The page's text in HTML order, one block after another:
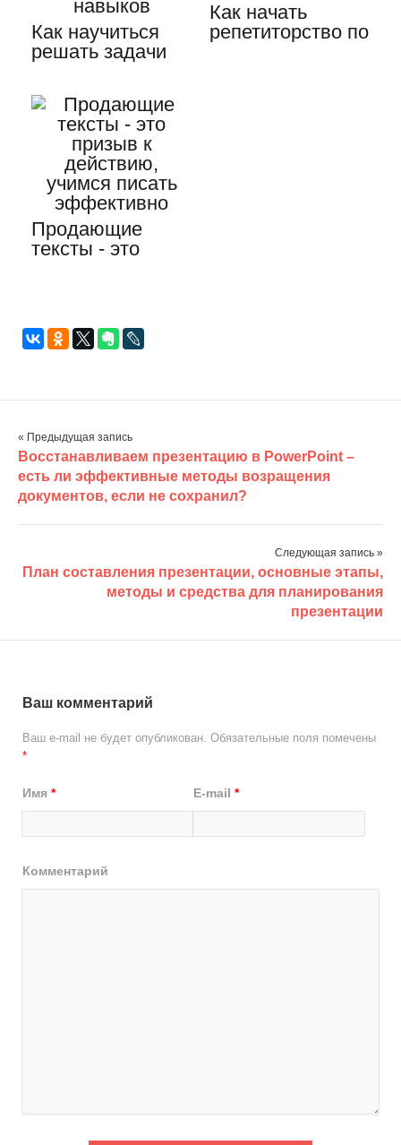
Как научиться
решать задачи
методы…
Как начать
репетиторство по
Продающие
тексты - это
« Предыдущая запись
Восстанавливаем презентацию в PowerPoint –
есть ли эффективные методы возращения
документов, если не сохранил?
Следующая запись »
План составления презентации, основные этапы,
методы и средства для планирования
презентации
Ваш комментарий
Ваш e-mail не будет опубликован. Обязательные поля помечены
*
Имя * E-mail*
Комментарий